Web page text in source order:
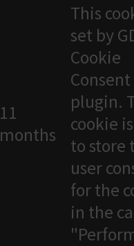
11
months
This
set by
Cookie
Consent
plugin.
cookie
to store
user
for the
in the